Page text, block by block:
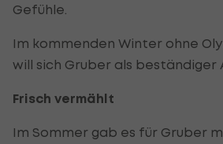
Gefühle.
Im kommenden Winter ohne
will sich Gruber als beständiger
Frisch vermählt
Im Sommer gab es für Gruber